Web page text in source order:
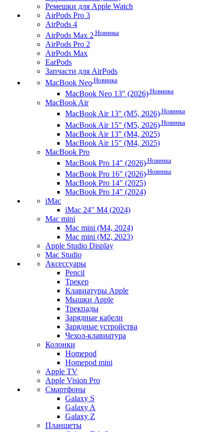
Ремешки для Apple Watch
AirPods Pro 3
AirPods 4
AirPods Max 2 Новинка
AirPods Pro 2
AirPods Max
EarPods
Запчасти для AirPods
MacBook Neo Новинка
MacBook Neo 13" (2026) Новинка
MacBook Air
MacBook Air 13" (M5, 2026) Новинка
MacBook Air 15" (M5, 2026) Новинка
MacBook Air 13" (M4, 2025)
MacBook Air 15" (M4, 2025)
MacBook Pro
MacBook Pro 14" (2026) Новинка
MacBook Pro 16" (2026) Новинка
MacBook Pro 14" (2025)
MacBook Pro 14" (2024)
iMac
iMac 24" M4 (2024)
Mac mini
Mac mini (M4, 2024)
Mac mini (M2, 2023)
Apple Studio Display
Mac Studio
Аксессуары
Pencil
Трекер
Клавиатуры Apple
Мышки Apple
Трекпады
Зарядные кабели
Зарядные устройства
Чехол-клавиатура
Колонки
Homepod
Homepod mini
Apple TV
Apple Vision Pro
Смартфоны
Galaxy S
Galaxy A
Galaxy Z
Планшеты